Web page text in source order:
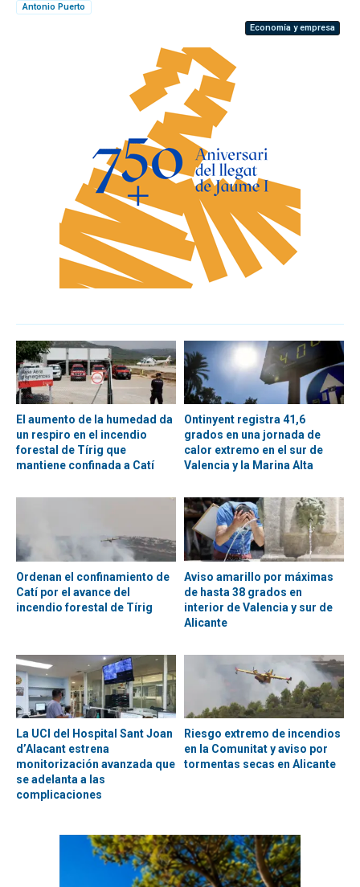
Antonio Puerto
Economía y empresa
El aumento de la humedad da
un respiro en el incendio
forestal de Tírig que
mantiene confinada a Catí
Ontinyent registra 41,6
grados en una jornada de
calor extremo en el sur de
Valencia y la Marina Alta
Ordenan el confinamiento de
Catí por el avance del
incendio forestal de Tírig
Aviso amarillo por máximas
de hasta 38 grados en
interior de Valencia y sur de
Alicante
La UCI del Hospital Sant Joan
d’Alacant estrena
monitorización avanzada que
se adelanta a las
complicaciones
Riesgo extremo de incendios
en la Comunitat y aviso por
tormentas secas en Alicante